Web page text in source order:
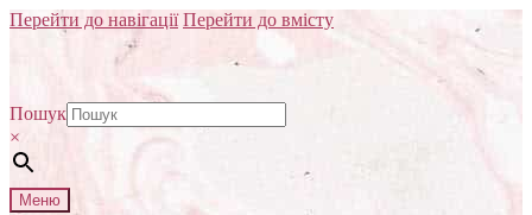
Перейти до навігації Перейти до вмісту
Пошук
×
Меню